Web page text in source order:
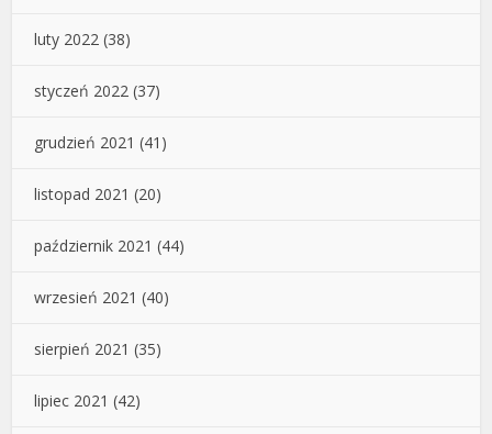
luty 2022 (38)
styczeń 2022 (37)
grudzień 2021 (41)
listopad 2021 (20)
październik 2021 (44)
wrzesień 2021 (40)
sierpień 2021 (35)
lipiec 2021 (42)